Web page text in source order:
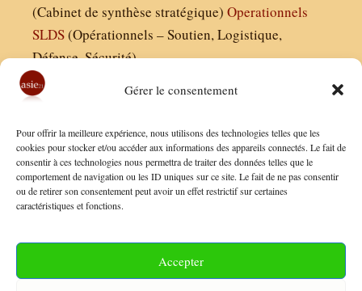
Gérer le consentement
Pour offrir la meilleure expérience, nous utilisons des technologies telles que les
cookies pour stocker et/ou accéder aux informations des appareils connectés. Le fait de
consentir à ces technologies nous permettra de traiter des données telles que le
comportement de navigation ou les ID uniques sur ce site. Le fait de ne pas consentir
ou de retirer son consentement peut avoir un effet restrictif sur certaines
caractéristiques et fonctions.
Accepter
(Cabinet de synthèse stratégique) Operationnels
SLDS(Opérationnels – Soutien, Logistique,
Défense, Sécurité)
Finaldées EURL
Siège social : 13 avenue Boudon, 75016, Paris
Nous contacter
Conditions Générales de Vente
Politique de Confidentialité